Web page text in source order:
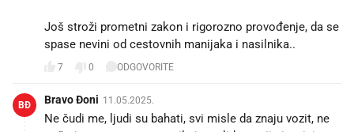
Još stroži prometni zakon i rigorozno provođenje, da se
spase nevini od cestovnih manijaka i nasilnika..
7 0 ODGOVORITE
BĐ Bravo Đoni 11.05.2025.
Ne čudi me, ljudi su bahati, svi misle da znaju vozit, ne